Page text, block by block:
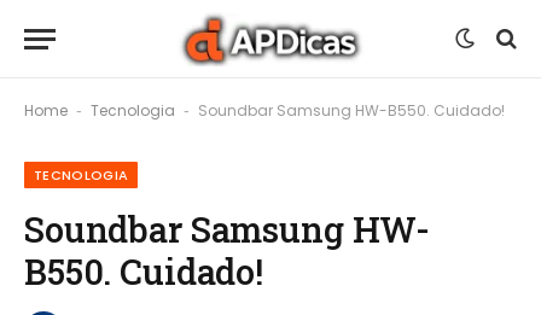
Home - Tecnologia - Soundbar Samsung HW-B550. Cuidado!
TECNOLOGIA
Soundbar Samsung HW-
B550. Cuidado!